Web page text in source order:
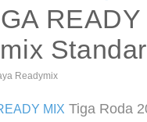
Readymix
MIX Tiga Roda